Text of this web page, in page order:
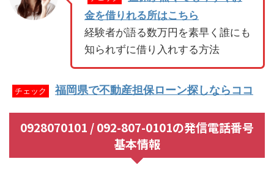
金を借りれる所はこちら
経験者が語る数万円を素早く誰にも
知られずに借り入れする方法
チェック 福岡県で不動産担保ローン探しならココ
0928070101 / 092-807-0101の発信電話番号
基本情報